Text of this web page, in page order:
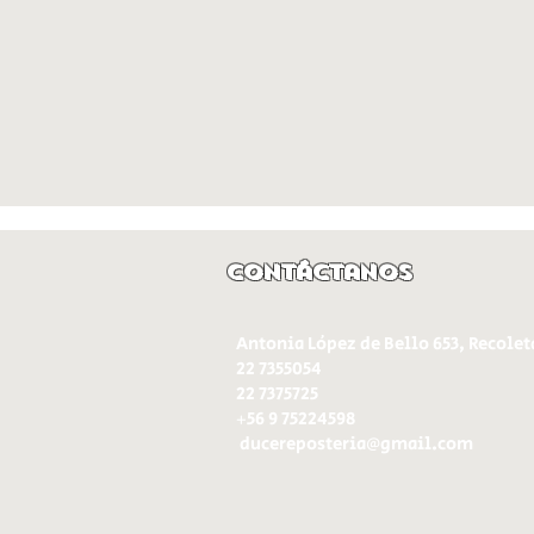
Contáctanos
Antonia López de Bello 653,
22 7355054
22 7375725
+56 9 75224598
ducereposteria@gmail.com